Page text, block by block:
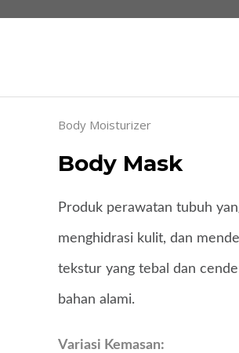
Body Moisturizer
Body Mask
Produk perawatan tubuh
menghidrasi kulit, dan
tekstur yang tebal dan
bahan alami.
Variasi Kemasan: